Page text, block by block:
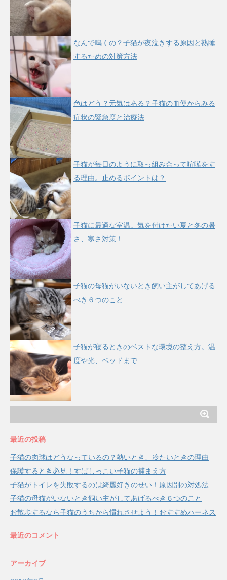
なんで鳴くの？子猫が夜泣きする原因と熟睡
するための対策方法
色はどう？元気はある？子猫の血便からみる
症状の緊急度と治療法
子猫が毎日のように取っ組み合って喧嘩をす
る理由。止めるポイントは？
子猫に最適な室温。気を付けたい夏と冬の暑
さ、寒さ対策！
子猫の母猫がいないとき飼い主がしてあげる
べき６つのこと
子猫が寝るときのベストな環境の整え方。温
度や光、ベッドまで
最近の投稿
子猫の肉球はどうなっているの？熱いとき、冷たいときの理由
保護するとき必見！すばしっこい子猫の捕まえ方
子猫がトイレを失敗するのは綺麗好きのせい！原因別の対処法
子猫の母猫がいないとき飼い主がしてあげるべき６つのこと
お散歩するなら子猫のうちから慣れさせよう！おすすめハーネス
最近のコメント
アーカイブ